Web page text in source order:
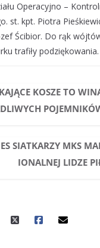
Operacyjno –
st. kpt. Piotra
Ścibior. Do rąk
trafiły podziękowania.
KOSZE TO
SIATKARZY MKS
IONALNEJ LIDZE